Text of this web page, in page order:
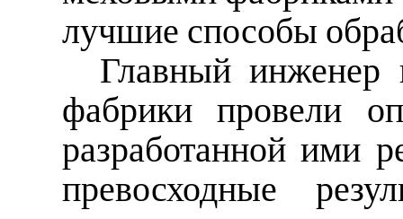
лучшие способы
Главный инженер
фабрики провели
разработанной ими
превосходные